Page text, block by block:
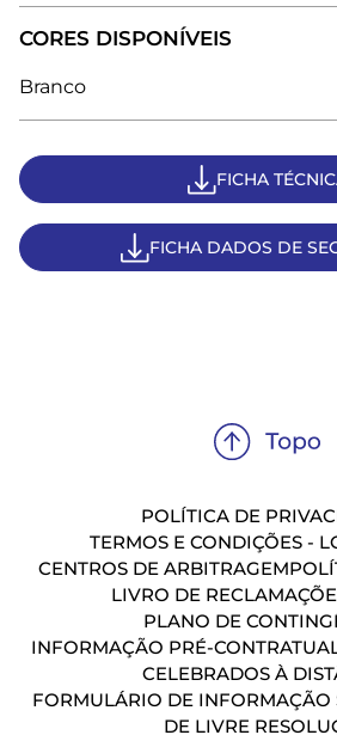
CORES DISPONÍVEIS
Branco
FICHA
FICHA DADOS DE
POLÍTICA DE
TERMOS E CONDIÇÕES -
CENTROS DE ARBITRAGEM
LIVRO DE
PLANO DE
INFORMAÇÃO PRÉ-
CELEBRADOS À
FORMULÁRIO DE INFORMAÇÃO
DE LIVRE